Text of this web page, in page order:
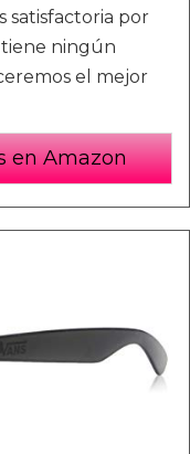
satisfactoria por
ningún
el mejor
en Amazon